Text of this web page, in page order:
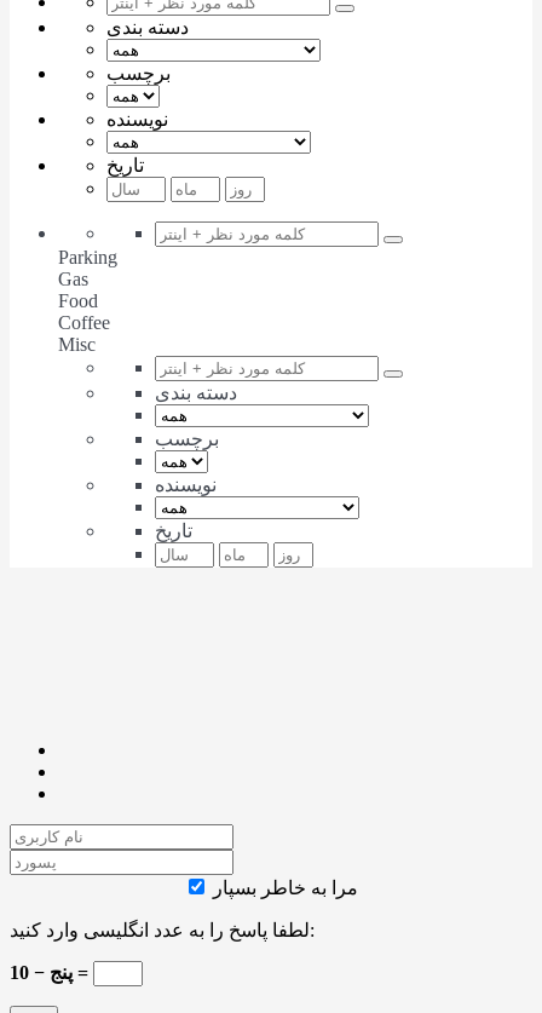
دسته بندی
برچسب
نویسنده
تاریخ
Parking
Gas
Food
Coffee
Misc
دسته بندی
برچسب
نویسنده
تاریخ
مرا به خاطر بسپار
لطفا پاسخ را به عدد انگلیسی وارد کنید:
10 − پنج =